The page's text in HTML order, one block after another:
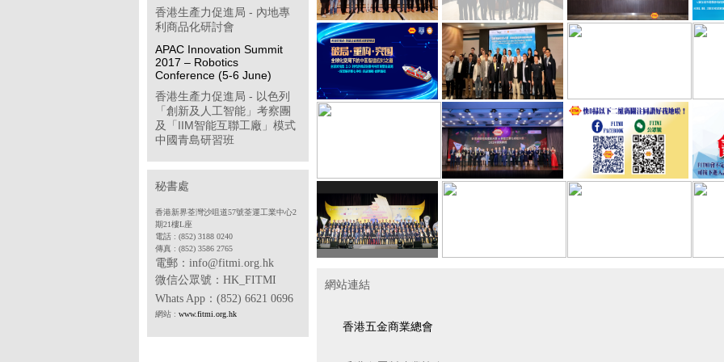
香港生產力促進局 - 內地專
利商品化研討會
APAC Innovation Summit
2017 – Robotics
Conference (5-6 June)
香港生產力促進局 - 以色列
「創新及人工智能」考察團
及「IIM智能互聯工廠」模式
中國青島研習班
「學習型企業獎」簡介會
第八屆「香港企業公民計
香港物聯網商會 - 透過多方
位推廣計劃開拓中國內地工
業物聯網市場(政府資助項目)
香港中華廠商聯合會 - 2017
年度「中小企貨運保險普及
計劃」
合作機構
秘書處
香港新界荃灣沙咀道57號荃運工業中心2
期21樓L座
電話 : (852) 3188 0240
傳真 : (852) 3586 2765
電郵：info@fitmi.org.hk
微信公眾號： HK_FITMI
Whats App ：(852) 6621 0696
網站 : www.fitmi.org.hk
網站連結
香港五金商業總會